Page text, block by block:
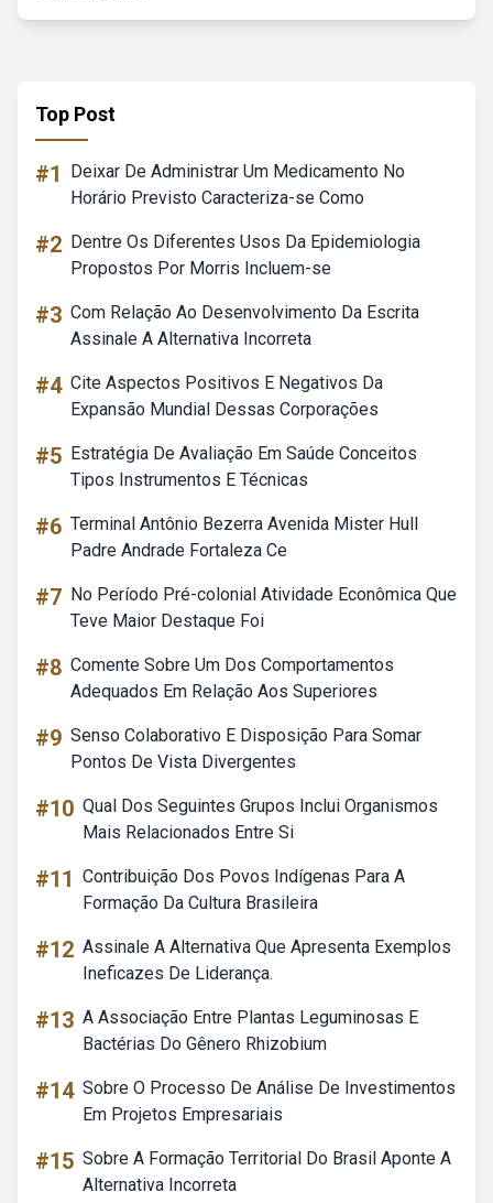
Top Post
#1
Deixar De Administrar Um Medicamento No
Horário Previsto Caracteriza-se Como
#2 Dentre Os Diferentes Usos Da Epidemiologia
Propostos Por Morris Incluem-se
#3 Com Relação Ao Desenvolvimento Da Escrita
Assinale A Alternativa Incorreta
#4 Cite Aspectos Positivos E Negativos Da
Expansão Mundial Dessas Corporações
#5 Estratégia De Avaliação Em Saúde Conceitos
Tipos Instrumentos E Técnicas
#6 Terminal Antônio Bezerra Avenida Mister Hull
Padre Andrade Fortaleza Ce
#7 No Período Pré-colonial Atividade Econômica Que
Teve Maior Destaque Foi
#8 Comente Sobre Um Dos Comportamentos
Adequados Em Relação Aos Superiores
#9 Senso Colaborativo E Disposição Para Somar
Pontos De Vista Divergentes
#10 Qual Dos Seguintes Grupos Inclui Organismos
Mais Relacionados Entre Si
#11 Contribuição Dos Povos Indígenas Para A
Formação Da Cultura Brasileira
#12 Assinale A Alternativa Que Apresenta Exemplos
Ineficazes De Liderança.
#13 A Associação Entre Plantas Leguminosas E
Bactérias Do Gênero Rhizobium
#14 Sobre O Processo De Análise De Investimentos
Em Projetos Empresariais
#15 Sobre A Formação Territorial Do Brasil Aponte A
Alternativa Incorreta